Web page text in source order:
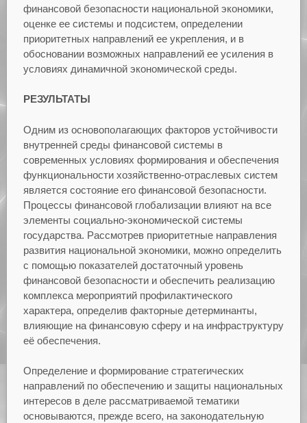
финансовой безопасности национальной экономики,
оценке ее системы и подсистем, определении
приоритетных направлений ее укрепления, и в
обосновании возможных направлений ее усиления в
условиях динамичной экономической среды.
РЕЗУЛЬТАТЫ
Одним из основополагающих факторов устойчивости
внутренней среды финансовой системы в
современных условиях формирования и обеспечения
функциональности хозяйственно-отраслевых систем
является состояние его финансовой безопасности.
Процессы финансовой глобализации влияют на все
элементы социально-экономической системы
государства. Рассмотрев приоритетные направления
развития национальной экономики, можно определить
с помощью показателей достаточный уровень
финансовой безопасности и обеспечить реализацию
комплекса мероприятий профилактического
характера, определив факторные детерминанты,
влияющие на финансовую сферу и на инфраструктуру
её обеспечения.
Определение и формирование стратегических
направлений по обеспечению и защиты национальных
интересов в деле рассматриваемой тематики
основываются, прежде всего, на законодательную